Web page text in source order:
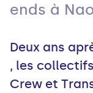
ends à
Deux ans
, les
Crew et